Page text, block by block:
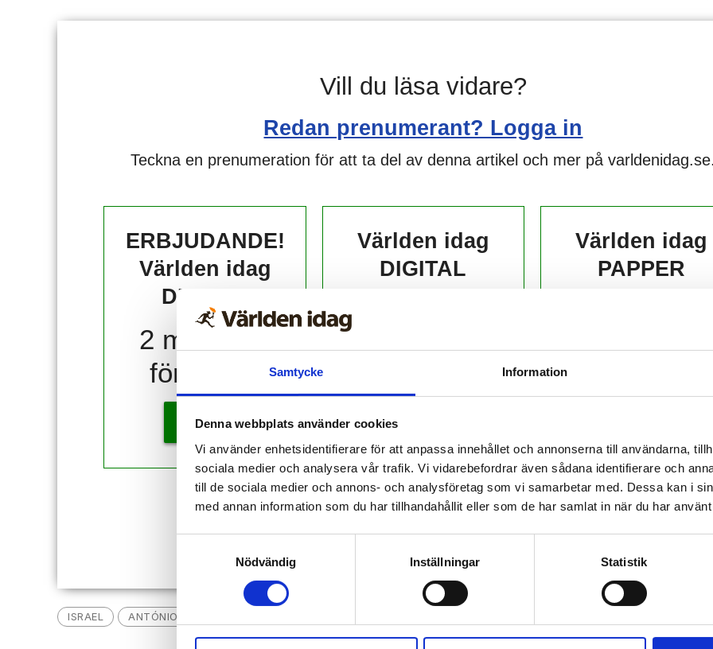
Samtycke Information
Denna webbplats använder cookies
Vi använder enhetsidentifierare för att anpassa innehållet och annonserna till användarna,
sociala medier och analysera vår trafik. Vi vidarebefordrar även sådana identifierare och
till de sociala medier och annons- och analysföretag som vi samarbetar med. Dessa kan i
med annan information som du har tillhandahållit eller som de har samlat in när du har
Nödvändig
Inställningar Statistik
Vill du läsa vidare?
Redan prenumerant? Logga in
Teckna en prenumeration för att ta del av denna artikel och mer på
ERBJUDANDE!
Världen idag
DIGITAL
2 månader
för 10 kr!
KÖP
Världen idag
DIGITAL
Världen idag
PAPPER
Redan prenumerant? Logga in
ISRAEL ANTÓNIO GUTERRES